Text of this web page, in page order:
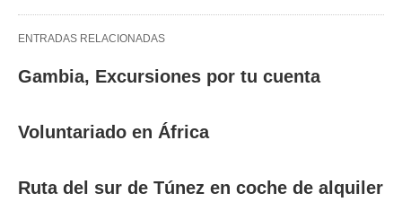
ENTRADAS RELACIONADAS
Gambia, Excursiones por tu cuenta
Voluntariado en África
Ruta del sur de Túnez en coche de alquiler